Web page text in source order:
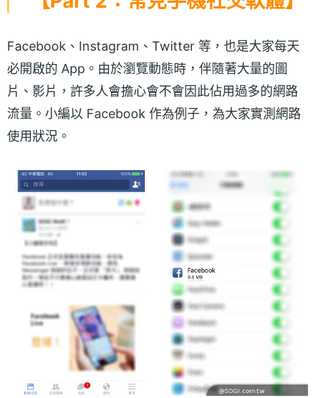
Facebook、Instagram、Twitter 等，也是大家每天
必開啟的 App。由於瀏覽動態時，伴隨著大量的圖
片、影片，許多人會擔心會不會因此佔用過多的網路
流量。小編以 Facebook 作為例子，為大家實測網路
使用狀況。